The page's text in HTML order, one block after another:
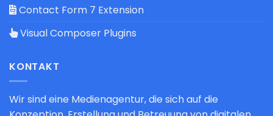
Contact Form 7 Extension
Visual Composer Plugins
KONTAKT
Wir sind eine Medienagentur, die sich auf die